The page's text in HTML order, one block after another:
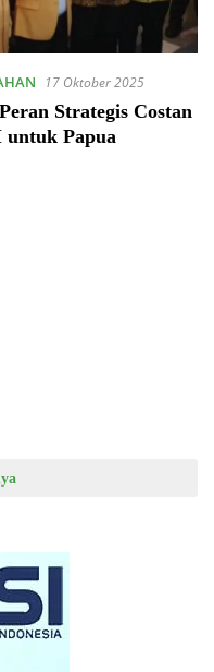
17 Oktober 2025
Strategis Costan
Papua